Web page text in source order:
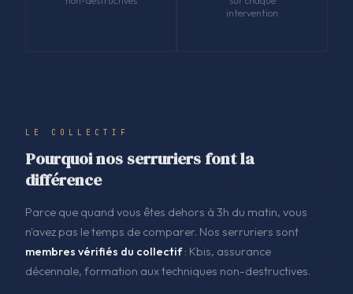
intervention
LE COLLECTIF
Pourquoi nos serruriers font la
différence
Parce que quand vous êtes dehors à 3h du matin, vous
n'avez pas le temps de comparer. Nos serruriers sont
membres vérifiés du collectif: Kbis, assurance
décennale, formation aux techniques non-destructives.